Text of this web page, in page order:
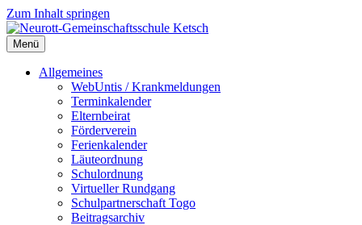
Zum Inhalt springen
Neurott-Gemeinschaftsschule Ketsch
Menü
Allgemeines
WebUntis / Krankmeldungen
Terminkalender
Elternbeirat
Förderverein
Ferienkalender
Läuteordnung
Schulordnung
Virtueller Rundgang
Schulpartnerschaft Togo
Beitragsarchiv